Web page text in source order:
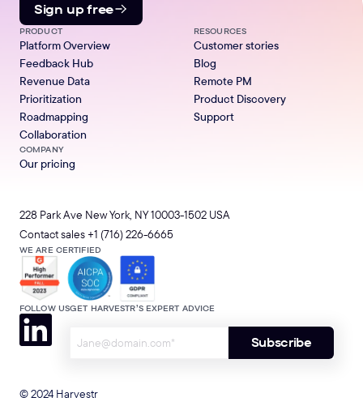
Sign up free
228 Park Ave New York, NY 10003-1502 USA
Contact sales +1 (716) 226-6665
WE ARE CERTIFIED
FOLLOW USGET HARVESTR’S EXPERT ADVICE
PRODUCT
Platform Overview
Feedback Hub
Revenue Data
Prioritization
Roadmapping
Collaboration
RESOURCES
Customer stories
Blog
Remote PM
Product Discovery
Support
COMPANY
Our pricing
© 2024 Harvestr